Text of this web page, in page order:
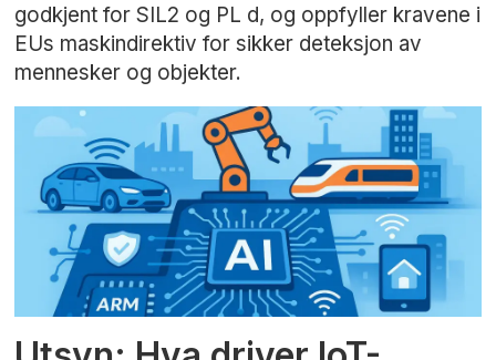
godkjent for SIL2 og PL d, og oppfyller kravene i
EUs maskindirektiv for sikker deteksjon av
mennesker og objekter.